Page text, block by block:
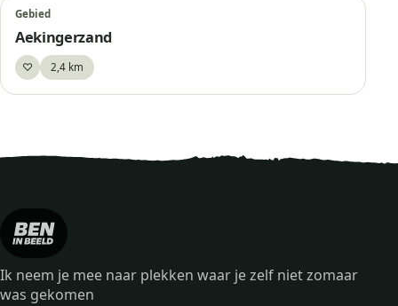
Gebied
Aekingerzand
♡Bewaar2,4 km
Ik neem je mee naar plekken waar je zelf niet zomaar
was gekomen